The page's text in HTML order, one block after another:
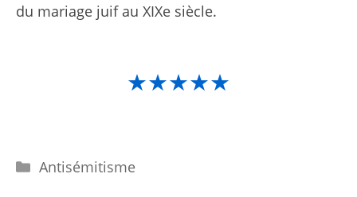
du mariage juif au XIXe siècle.
★★★★★
Catégories
Antisémitisme